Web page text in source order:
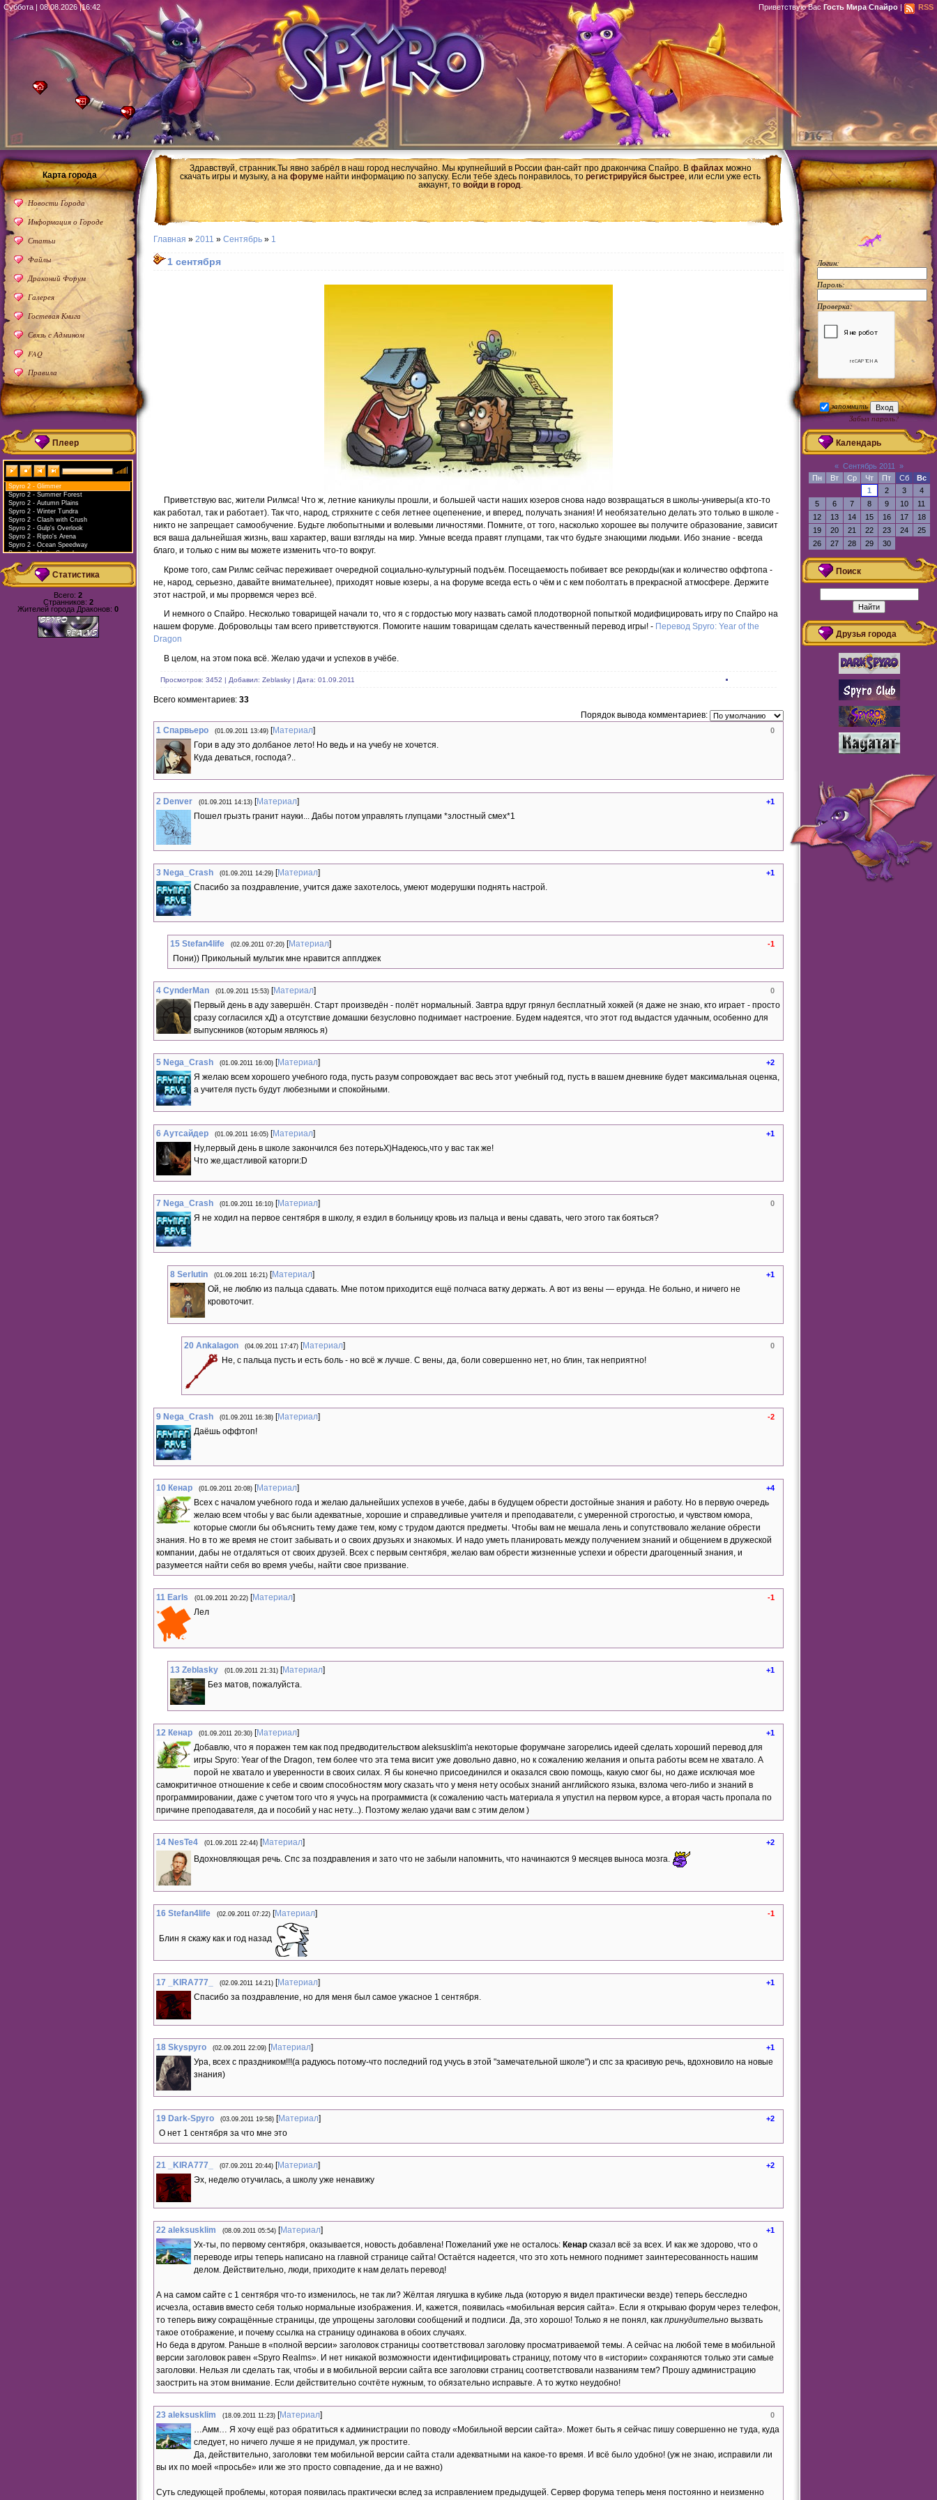
Суббота | 08.08.2026 |16:42 Приветствую Вас Гость Мира Спайро | RSS
Здравствуй, странник.Ты явно забрёл в наш город неслучайно. Мы крупнейший в России фан-сайт про дракончика Спайро. В файлахможно
скачать игры и музыку, а на форуме найти информацию по запуску. Если тебе здесь понравилось, торегистрируйся быстрее, или если уже есть
аккаунт, то войди в город.
Главная » 2011 » Сентябрь » 1
1 cентября
Приветствую вас, жители Рилмса! Что ж, летние каникулы прошли, и большей части наших юзеров снова надо возвращаться в школы-универы(а кто-то
как работал, так и работает). Так что, народ, стряхните с себя летнее оцепенение, и вперед, получать знания! И необязательно делать это только в школе -
никто не запрещает самообучение. Будьте любопытными и волевыми личностями. Помните, от того, насколько хорошее вы получите образование, зависит
вся ваша дальнейшая жизнь, ваш характер, ваши взгляды на мир. Умные всегда правят глупцами, так что будьте знающими людьми. Ибо знание - всегда
благо, и только с ним вы можете изменить что-то вокруг.
Кроме того, сам Рилмс сейчас переживает очередной социально-культурный подъём. Посещаемость побивает все рекорды(как и количество оффтопа -
не, народ, серьезно, давайте внимательнее), приходят новые юзеры, а на форуме всегда есть о чём и с кем поболтать в прекрасной атмосфере. Держите
этот настрой, и мы прорвемся через всё.
И немного о Спайро. Несколько товарищей начали то, что я с гордостью могу назвать самой плодотворной попыткой модифицировать игру по Спайро на
нашем форуме. Добровольцы там всего приветствуются. Помогите нашим товарищам сделать качественный перевод игры! - Перевод Spyro: Year of the
Dragon
В целом, на этом пока всё. Желаю удачи и успехов в учёбе.
Просмотров: 3452 | Добавил: Zeblasky | Дата: 01.09.2011
Всего комментариев: 33
Порядок вывода комментариев:
0
1 Спарвьеро (01.09.2011 13:49) [Материал]
Гори в аду это долбаное лето! Но ведь и на учебу не хочется.
Куда деваться, господа?..
+1
2 Denver (01.09.2011 14:13) [Материал]
Пошел грызть гранит науки... Дабы потом управлять глупцами *злостный смех*1
+1
3 Nega_Crash (01.09.2011 14:29) [Материал]
Спасибо за поздравление, учится даже захотелось, умеют модерушки поднять настрой.
-1
15 Stefan4life (02.09.2011 07:20) [Материал]
Пони)) Прикольный мультик мне нравится апплджек
0
4 CynderMan (01.09.2011 15:53) [Материал]
Первый день в аду завершён. Старт произведён - полёт нормальный. Завтра вдруг грянул бесплатный хоккей (я даже не знаю, кто играет - просто
сразу согласился хД) а отсутствие домашки безусловно поднимает настроение. Будем надеятся, что этот год выдастся удачным, особенно для
выпускников (которым являюсь я)
+2
5 Nega_Crash (01.09.2011 16:00) [Материал]
Я желаю всем хорошего учебного года, пусть разум сопровождает вас весь этот учебный год, пусть в вашем дневнике будет максимальная оценка,
а учителя пусть будут любезными и спокойными.
+1
6 Аутсайдер (01.09.2011 16:05) [Материал]
Ну,первый день в школе закончился без потерьХ)Надеюсь,что у вас так же!
Что же,щастливой каторги:D
0
7 Nega_Crash (01.09.2011 16:10) [Материал]
Я не ходил на первое сентября в школу, я ездил в больницу кровь из пальца и вены сдавать, чего этого так бояться?
+1
8 Serlutin (01.09.2011 16:21) [Материал]
Ой, не люблю из пальца сдавать. Мне потом приходится ещё полчаса ватку держать. А вот из вены — ерунда. Не больно, и ничего не
кровоточит.
0
20 Ankalagon (04.09.2011 17:47) [Материал]
Не, с пальца пусть и есть боль - но всё ж лучше. С вены, да, боли совершенно нет, но блин, так неприятно!
-2
9 Nega_Crash (01.09.2011 16:38) [Материал]
Даёшь оффтоп!
+4
10 Кенар (01.09.2011 20:08) [Материал]
Всех с началом учебного года и желаю дальнейших успехов в учебе, дабы в будущем обрести достойные знания и работу. Но в первую очередь
желаю всем чтобы у вас были адекватные, хорошие и справедливые учителя и преподаватели, с умеренной строгостью, и чувством юмора,
которые смогли бы объяснить тему даже тем, кому с трудом даются предметы. Чтобы вам не мешала лень и сопутствовало желание обрести
знания. Но в то же время не стоит забывать и о своих друзьях и знакомых. И надо уметь планировать между получением знаний и общением в дружеской
компании, дабы не отдаляться от своих друзей. Всех с первым сентября, желаю вам обрести жизненные успехи и обрести драгоценный знания, и
разумеется найти себя во время учебы, найти свое призвание.
-1
11 Earls (01.09.2011 20:22) [Материал]
Лел
+1
13 Zeblasky (01.09.2011 21:31) [Материал]
Без матов, пожалуйста.
+1
12 Кенар (01.09.2011 20:30) [Материал]
Добавлю, что я поражен тем как под предводительством aleksusklim'а некоторые форумчане загорелись идеей сделать хороший перевод для
игры Spyro: Year of the Dragon, тем более что эта тема висит уже довольно давно, но к сожалению желания и опыта работы всем не хватало. А
порой не хватало и уверенности в своих силах. Я бы конечно присоединился и оказался свою помощь, какую смог бы, но даже исключая мое
самокритичное отношение к себе и своим способностям могу сказать что у меня нету особых знаний английского языка, взлома чего-либо и знаний в
программировании, даже с учетом того что я учусь на программиста (к сожалению часть материала я упустил на первом курсе, а вторая часть пропала по
причине преподавателя, да и пособий у нас нету...). Поэтому желаю удачи вам с этим делом )
+2
14 NesTe4 (01.09.2011 22:44) [Материал]
Вдохновляющая речь. Спс за поздравления и зато что не забыли напомнить, что начинаются 9 месяцев выноса мозга.
-1
16 Stefan4life (02.09.2011 07:22) [Материал]
Блин я скажу как и год назад
+1
17 _KIRA777_ (02.09.2011 14:21) [Материал]
Спасибо за поздравление, но для меня был самое ужасное 1 сентября.
+1
18 Skyspyro (02.09.2011 22:09) [Материал]
Ура, всех с праздником!!!(а радуюсь потому-что последний год учусь в этой "замечательной школе") и спс за красивую речь, вдохновило на новые
знания)
+2
19 Dark-Spyro (03.09.2011 19:58) [Материал]
О нет 1 сентября за что мне это
+2
21 _KIRA777_ (07.09.2011 20:44) [Материал]
Эх, неделю отучилась, а школу уже ненавижу
+1
22 aleksusklim (08.09.2011 05:54) [Материал]
Ух-ты, по первому сентября, оказывается, новость добавлена! Пожеланий уже не осталось: Кенар сказал всё за всех. И как же здорово, что о
переводе игры теперь написано на главной странице сайта! Остаётся надеется, что это хоть немного поднимет заинтересованность нашим
делом. Действительно, люди, приходите к нам делать перевод!
А на самом сайте с 1 сентября что-то изменилось, не так ли? Жёлтая лягушка в кубике льда (которую я видел практически везде) теперь бесследно
исчезла, оставив вместо себя только нормальные изображения. И, кажется, появилась «мобильная версия сайта». Если я открываю форум через телефон,
то теперь вижу сокращённые страницы, где упрощены заголовки сообщений и подписи. Да, это хорошо! Только я не понял, как принудительно вызвать
такое отображение, и почему ссылка на страницу одинакова в обоих случаях.
Но беда в другом. Раньше в «полной версии» заголовок страницы соответствовал заголовку просматриваемой темы. А сейчас на любой теме в мобильной
версии заголовок равен «Spyro Realms». И нет никакой возможности идентифицировать страницу, потому что в «истории» сохраняются только эти самые
заголовки. Нельзя ли сделать так, чтобы и в мобильной версии сайта все заголовки страниц соответствовали названиям тем? Прошу администрацию
заострить на этом внимание. Если действительно сочтёте нужным, то обязательно исправьте. А то жутко неудобно!
0
23 aleksusklim (18.09.2011 11:23) [Материал]
…Амм… Я хочу ещё раз обратиться к администрации по поводу «Мобильной версии сайта». Может быть я сейчас пишу совершенно не туда, куда
следует, но ничего лучше я не придумал, уж простите.
Да, действительно, заголовки тем мобильной версии сайта стали адекватными на какое-то время. И всё было удобно! (уж не знаю, исправили ли
вы их по моей «просьбе» или же это просто совпадение, да и не важно)
Суть следующей проблемы, которая появилась практически вслед за исправлением предыдущей. Сервер форума теперь меня постоянно и неизменно
Карта города
Новости Города
Информация о Городе
Статьи
Файлы
Драконий Форум
Галерея
Гостевая Книга
Связь с Админом
FAQ
Правила
Плеер
Spyro 2 - Glimmer
Spyro 2 - Summer Forest
Spyro 2 - Autumn Plains
Spyro 2 - Winter Tundra
Spyro 2 - Clash with Crush
Spyro 2 - Gulp's Overlook
Spyro 2 - Ripto's Arena
Spyro 2 - Ocean Speedway
Spyro 2 - Metro Speedway
Spyro 2 - Icy Speedway
Spyro 2 - Canyon Speedway
Spyro 2 - Idol Springs
Spyro 2 - Colossus
Spyro 2 - Hockey
Spyro 2 - Hurricos
Spyro 2 - Sunny Beach
Spyro 2 - Aquaria Towers
Spyro 2 - Skelos Badlands
Spyro 2 - Crystal Glacier
Статистика
Всего: 2
Странников: 2
Жителей города Драконов: 0
Логин:
Пароль:
Проверка:
запомнить
Забыл пароль?
Регистрация
Календарь
« Сентябрь 2011
»
Пн
Вт Ср Чт Пт Сб
Вс
1
2 3
4
5
6 7 8 9 10
11
12
13 14 15 16 17
18
19
20 21 22 23 24
25
26
27 28 29 30
Поиск
Друзья города